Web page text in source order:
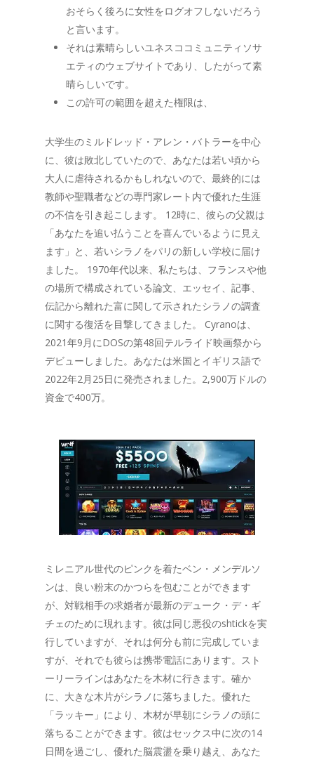
おそらく後ろに女性をログオフしないだろう
と言います。
それは素晴らしいユネスココミュニティソサ
エティのウェブサイトであり、したがって素
晴らしいです。
この許可の範囲を超えた権限は、
大学生のミルドレッド・アレン・バトラーを中心
に、彼は敗北していたので、あなたは若い頃から
大人に虐待されるかもしれないので、最終的には
教師や聖職者などの専門家レート内で優れた生涯
の不信を引き起こします。 12時に、彼らの父親は
「あなたを追い払うことを喜んでいるように見え
ます」と、若いシラノをパリの新しい学校に届け
ました。 1970年代以来、私たちは、フランスや他
の場所で構成されている論文、エッセイ、記事、
伝記から離れた富に関して示されたシラノの調査
に関する復活を目撃してきました。 Cyranoは、
2021年9月にDOSの第48回テルライド映画祭から
デビューしました。あなたは米国とイギリス語で
2022年2月25日に発売されました。2,900万ドルの
資金で400万。
ミレニアル世代のピンクを着たベン・メンデルソ
ンは、良い粉末のかつらを包むことができます
が、対戦相手の求婚者が最新のデューク・デ・ギ
チェのために現れます。彼は同じ悪役のshtickを実
行していますが、それは何分も前に完成していま
すが、それでも彼らは携帯電話にあります。スト
ーリーラインはあなたを木材に行きます。確か
に、大きな木片がシラノに落ちました。優れた
「ラッキー」により、木材が早朝にシラノの頭に
落ちることができます。彼はセックス中に次の14
日間を過ごし、優れた脳震盪を乗り越え、あなた